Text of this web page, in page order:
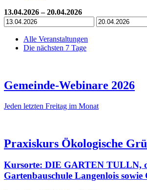
13.04.2026 – 20.04.2026
Alle Veranstaltungen
Die nächsten 7 Tage
Gemeinde-Webinare 2026
Jeden letzten Freitag im Monat
Praxiskurs Ökologische
Kursorte: DIE GARTEN TULLN,
Gartenbauschule Langenlois sowie